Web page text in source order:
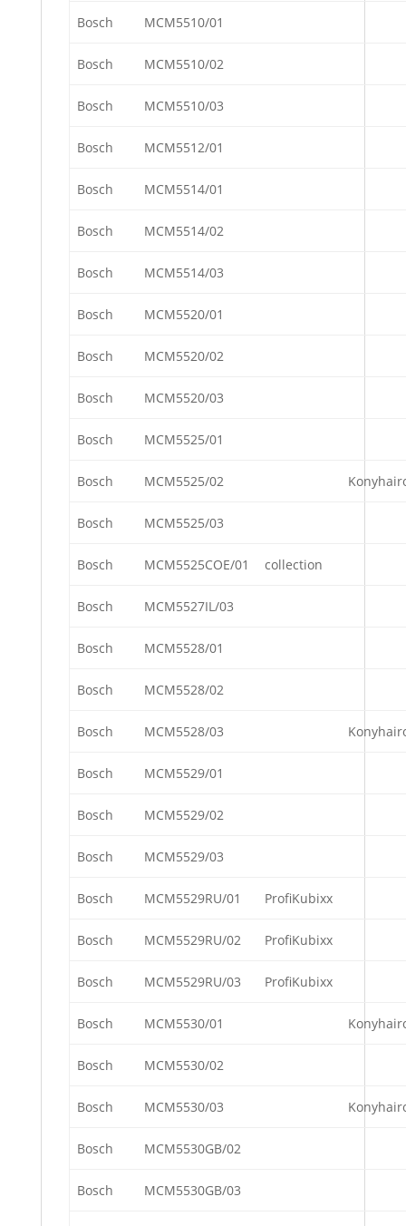
Bosch MCM5510/01
Bosch MCM5510/02
Bosch MCM5510/03
Bosch MCM5512/01
Bosch MCM5514/01
Bosch MCM5514/02
Bosch MCM5514/03
Bosch MCM5520/01
Bosch MCM5520/02
Bosch MCM5520/03
Bosch MCM5525/01
Bosch MCM5525/02
Bosch MCM5525/03
Bosch MCM5525COE/01 collection
Bosch MCM5527IL/03
Bosch MCM5528/01
Bosch MCM5528/02
Bosch MCM5528/03
Bosch MCM5529/01
Bosch MCM5529/02
Bosch MCM5529/03
Bosch MCM5529RU/01 ProfiKubixx
Bosch MCM5529RU/02 ProfiKubixx
Bosch MCM5529RU/03 ProfiKubixx
Bosch MCM5530/01
Bosch MCM5530/02
Bosch MCM5530/03
Bosch MCM5530GB/02
Bosch MCM5530GB/03